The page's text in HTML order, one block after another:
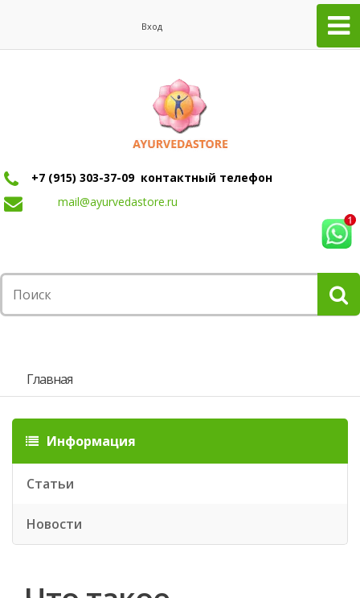
Вход
+7 (915) 303-37-09 контактный телефон
mail@ayurvedastore.ru
Главная
Информация
Статьи
Новости